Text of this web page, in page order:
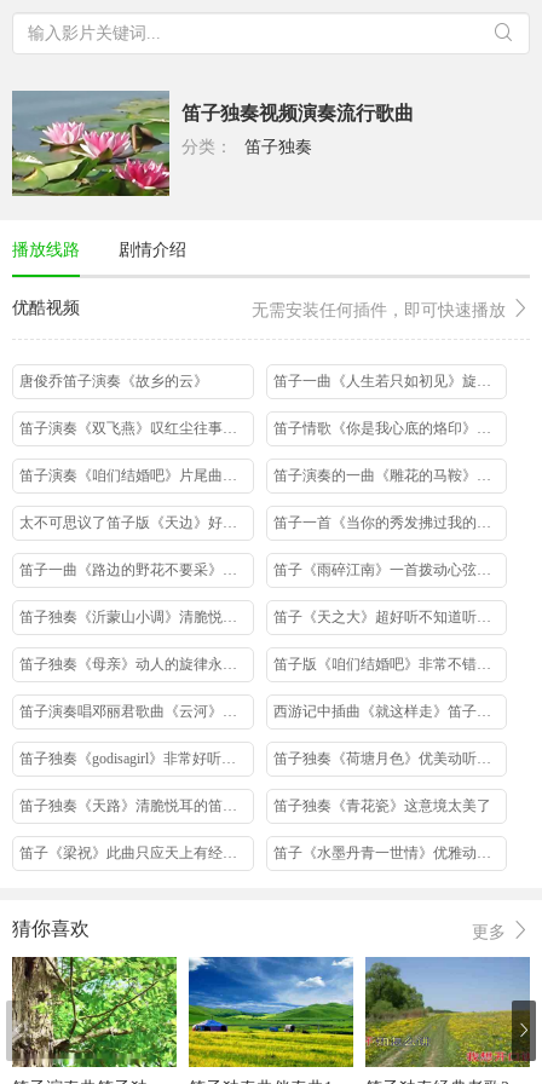
笛子独奏视频演奏流行歌曲
分类： 笛子独奏
播放线路 剧情介绍
优酷视频 无需安装任何插件，即可快速播放
唐俊乔笛子演奏《故乡的云》 笛子一曲《人生若只如初见》旋律醉人送给天下有情人
笛子演奏《双飞燕》叹红尘往事缠绵有情人却两分 笛子情歌《你是我心底的烙印》杜聪演奏
笛子演奏《咱们结婚吧》片尾曲《我们好像在哪见过》超好听 笛子演奏的一曲《雕花的马鞍》优美的旋律让人陶醉
太不可思议了笛子版《天边》好听极了 笛子一首《当你的秀发拂过我的钢枪》
笛子一曲《路边的野花不要采》绝了 笛子《雨碎江南》一首拨动心弦的乐曲极致听觉享受
笛子独奏《沂蒙山小调》清脆悦耳百听不厌 笛子《天之大》超好听不知道听哭了多少人
笛子独奏《母亲》动人的旋律永远听不够 笛子版《咱们结婚吧》非常不错让人眼前一亮
笛子演奏唱邓丽君歌曲《云河》委婉动听百听不厌 西游记中插曲《就这样走》笛子版听一次哭一次
笛子独奏《godisagirl》非常好听的英文歌曲 笛子独奏《荷塘月色》优美动听好听醉了
笛子独奏《天路》清脆悦耳的笛声余音绕梁 笛子独奏《青花瓷》这意境太美了
笛子《梁祝》此曲只应天上有经典再现 笛子《水墨丹青一世情》优雅动听温柔似水
经典老歌《轻轻的告诉你》笛子版让人回味无穷
笛子《三寸天堂》好听深情有韵味 微微一笑很倾城主题曲《一笑倾城》笛子版超好听
更多
猜你喜欢